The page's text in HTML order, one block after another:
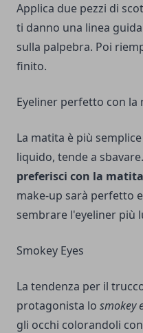
Applica due pezzi di
ti danno una linea
sulla palpebra. Poi
finito.
Eyeliner perfetto con la
La matita è più
liquido, tende a
preferisci con la
make-up sarà perfetto
sembrare l'eyeliner più
Smokey Eyes
La tendenza per il
protagonista lo smokey
gli occhi colorandoli